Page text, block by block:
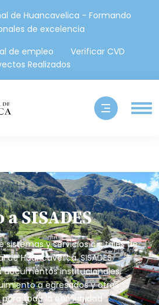
de Huancavelica - Formando
de excelencia
de empleo
Verificar CVD
Realizados
SISADES
sistemas y servicios digitales de
de Huancavelica. SISADES
documentos institucionales,
a egresados y otros
toda la comunidad